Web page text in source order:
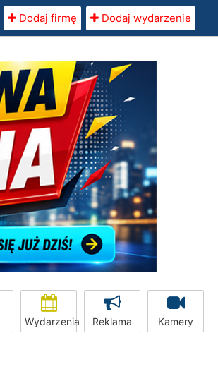
Dodaj firmę Dodaj wydarzenie
Wydarzenia Reklama Kamery